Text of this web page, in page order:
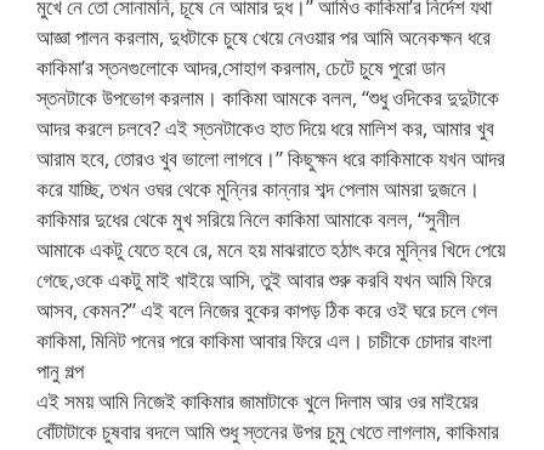
মুখে নে তো সোনামনি, চূষে নে আমার দুধ।” আমিও কাকিমা’র নির্দেশ যথা
আজ্ঞা পালন করলাম, দুধটাকে চুষে খেয়ে নেওয়ার পর আমি অনেকক্ষন ধরে
কাকিমা’র স্তনগুলোকে আদর,সোহাগ করলাম, চেটে চুষে পুরো ডান
স্তনটাকে উপভোগ করলাম। কাকিমা আমকে বলল, “শুধু ওদিকের দুদুটাকে
আদর করলে চলবে? এই স্তনটাকেও হাত দিয়ে ধরে মালিশ কর, আমার খুব
আরাম হবে, তোরও খুব ভালো লাগবে।” কিছুক্ষন ধরে কাকিমাকে যখন আদর
করে যাচ্ছি, তখন ওঘর থেকে মুন্নির কান্নার শব্দ পেলাম আমরা দুজনে।
কাকিমার দুধের থেকে মুখ সরিয়ে নিলে কাকিমা আমাকে বলল, “সুনীল
আমাকে একটু যেতে হবে রে, মনে হয় মাঝরাতে হঠাৎ করে মুন্নির খিদে পেয়ে
গেছে,ওকে একটু মাই খাইয়ে আসি, তুই আবার শুরু করবি যখন আমি ফিরে
আসব, কেমন?” এই বলে নিজের বুকের কাপড় ঠিক করে ওই ঘরে চলে গেল
কাকিমা, মিনিট পনের পরে কাকিমা আবার ফিরে এল। চাচীকে চোদার বাংলা
পানু গল্প
এই সময় আমি নিজেই কাকিমার জামাটাকে খুলে দিলাম আর ওর মাইয়ের
বোঁটাটাকে চুষবার বদলে আমি শুধু স্তনের উপর চুমু খেতে লাগলাম, কাকিমার